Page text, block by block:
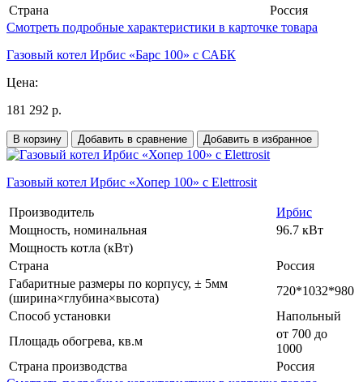
Страна
Россия
Смотреть подробные характеристики в карточке товара
Газовый котел Ирбис «Барс 100» с САБК
Цена:
181 292 р.
В корзину Добавить в сравнение Добавить в избранное
Газовый котел Ирбис «Хопер 100» с Elettrosit
Производитель
Ирбис
Мощность, номинальная
96.7 кВт
Мощность котла (кВт)
Страна
Россия
Габаритные размеры по корпусу, ± 5мм
(ширина×глубина×высота)
720*1032*980
Способ установки
Напольный
Площадь обогрева, кв.м
от 700 до
1000
Страна производства
Россия